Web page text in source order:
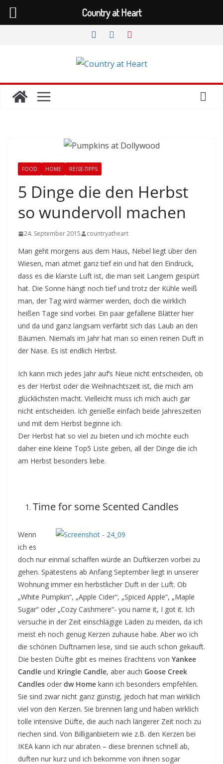
FOOD HOME REISE-TIPPS
5 Dinge die den Herbst
so wundervoll machen
24. September 2015 countryatheart
Man geht morgens aus dem Haus, Nebel liegt über den
Wiesen, man atmet ganz tief ein und hat den Eindruck,
dass es die klarste Luft ist, die man seit Langem gespürt
hat. Die Sonne hängt noch tief und trotz der Kühle weiß
man, der Tag wird wärmer werden, doch die wirklich
heißen Tage sind vorbei. Ein paar gefallene Blätter hier
und da und ganz langsam verfärbt sich das Laub an den
Bäumen. Niemals im Jahr hat man so einen reinen Duft in
der Nase. Es ist endlich Herbst.
Ich kann mich jedes Jahr auf’s Neue nicht entscheiden, ob
es der Herbst oder die Weihnachtszeit ist, die mich am
glücklichsten macht. Vielleicht muss ich mich auch gar
nicht entscheiden. Ich genieße einfach beide Jahreszeiten
und mit dem Herbst beginne ich.
Der Herbst hat so viel zu bieten und ich möchte euch
daher eine kleine Top5 Liste geben, all der Dinge die ich
am Herbst besonders liebe.
Time for some Scented Candles
Wenn
ich es
doch nur einmal schaffen würde an Duftkerzen vorbei zu
gehen. Spätestens ab Anfang September liegt in unserer
Wohnung immer ein herbstlicher Duft in der Luft. Ob
„White Pumpkin“, „Apple Cider“, „Spiced Apple“, „Maple
Sugar“ oder „Cozy Cashmere“- you name it, I got it. Ich
versuche in der Zeit einschlägige Läden zu meiden, da ich
meist eh noch genug Kerzen zuhause habe. Aber wo ich
die schönen Duftnamen lese, sind sie auch schon gekauft.
Die besten Düfte gibt es meines Erachtens von Yankee
Candle und Kringle Candle, aber auch Goose Creek
Candles oder dw Home kann ich besonders empfehlen.
Sie sind zwar nicht ganz günstig, jedoch hat man wirklich
viel von den Kerzen. Sie brennen lang und haben wirklich
tolle intensive Düfte, die auch nach längerer Zeit noch zu
riechen sind. Von Billiganbietern wie z.B. den Kerzen bei
IKEA kann ich nur abraten – diese brennen schnell ab,
duften nur kurz und ich bekomme von ihnen sogar
Country at Heart